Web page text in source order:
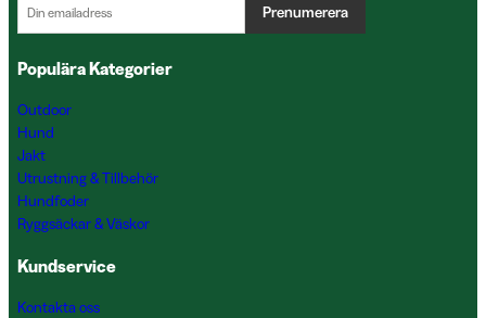
Prenumerera
Populära Kategorier
Outdoor
Hund
Jakt
Utrustning & Tillbehör
Hundfoder
Ryggsäckar & Väskor
Kundservice
Kontakta oss